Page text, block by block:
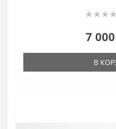
7
В